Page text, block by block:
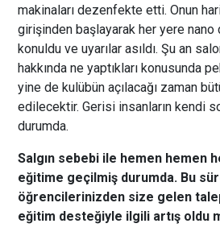
makinaları dezenfekte etti. Onun
girişinden başlayarak her yere
konuldu ve uyarılar asıldı. Şu an
hakkında ne yaptıkları konusunda
yine de kulübün açılacağı zaman
edilecektir. Gerisi insanların kendi
durumda.
Salgın sebebi ile hemen hemen
eğitime geçilmiş durumda. Bu
öğrencilerinizden size gelen
eğitim desteğiyle ilgili artış oldu